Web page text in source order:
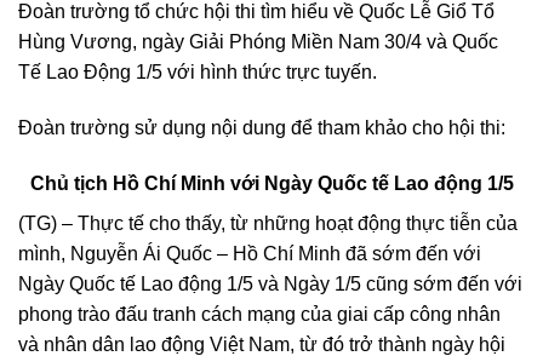
Đoàn trường tổ chức hội thi tìm hiểu về Quốc Lễ Giổ Tổ
Hùng Vương, ngày Giải Phóng Miền Nam 30/4 và Quốc
Tế Lao Động 1/5 với hình thức trực tuyến.
Đoàn trường sử dụng nội dung để tham khảo cho hội thi:
Chủ tịch Hồ Chí Minh với Ngày Quốc tế Lao động 1/5
(TG) – Thực tế cho thấy, từ những hoạt động thực tiễn của
mình, Nguyễn Ái Quốc – Hồ Chí Minh đã sớm đến với
Ngày Quốc tế Lao động 1/5 và Ngày 1/5 cũng sớm đến với
phong trào đấu tranh cách mạng của giai cấp công nhân
và nhân dân lao động Việt Nam, từ đó trở thành ngày hội